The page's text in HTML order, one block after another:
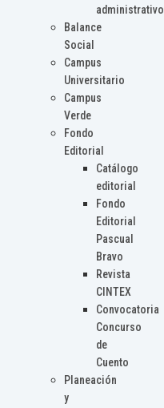
administrativo
Balance
Social
Campus
Universitario
Campus
Verde
Fondo
Editorial
Catálogo
editorial
Fondo
Editorial
Pascual
Bravo
Revista
CINTEX
Convocatoria
Concurso
de
Cuento
Planeación
y